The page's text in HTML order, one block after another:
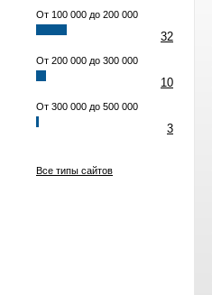
От 100 000 до 200 000
32
От 200 000 до 300 000
10
От 300 000 до 500 000
3
Все типы сайтов